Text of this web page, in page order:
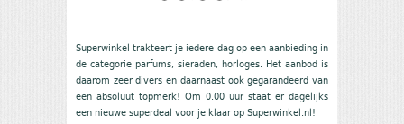
Superwinkel trakteert je iedere dag op een aanbieding in
de categorie parfums, sieraden, horloges. Het aanbod is
daarom zeer divers en daarnaast ook gegarandeerd van
een absoluut topmerk! Om 0.00 uur staat er dagelijks
een nieuwe superdeal voor je klaar op Superwinkel.nl!